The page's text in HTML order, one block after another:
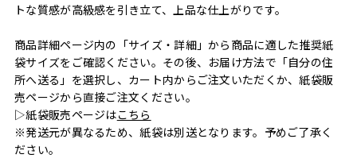
トな質感が高級感を引き立て、上品な仕上がりです。
商品詳細ページ内の「サイズ・詳細」から商品に適した推奨紙
袋サイズをご確認ください。その後、お届け方法で「自分の住
所へ送る」を選択し、カート内からご注文いただくか、紙袋販
売ページから直接ご注文ください。
▷紙袋販売ページはこちら
※発送元が異なるため、紙袋は別送となります。予めご了承く
ださい。